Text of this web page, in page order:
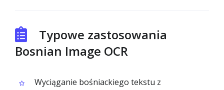
Typowe zastosowania
Bosnian Image OCR
Wyciąganie bośniackiego tekstu z